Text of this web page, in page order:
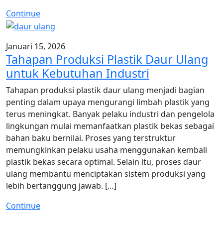
Continue
Januari 15, 2026
Tahapan Produksi Plastik Daur Ulang
untuk Kebutuhan Industri
Tahapan produksi plastik daur ulang menjadi bagian
penting dalam upaya mengurangi limbah plastik yang
terus meningkat. Banyak pelaku industri dan pengelola
lingkungan mulai memanfaatkan plastik bekas sebagai
bahan baku bernilai. Proses yang terstruktur
memungkinkan pelaku usaha menggunakan kembali
plastik bekas secara optimal. Selain itu, proses daur
ulang membantu menciptakan sistem produksi yang
lebih bertanggung jawab. […]
Continue